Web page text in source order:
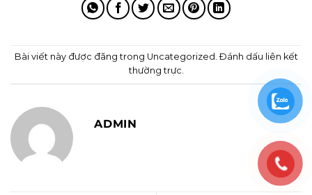
Bài viết này được đăng trong Uncategorized . Đánh dấu liên kết
thường trực.
ADMIN